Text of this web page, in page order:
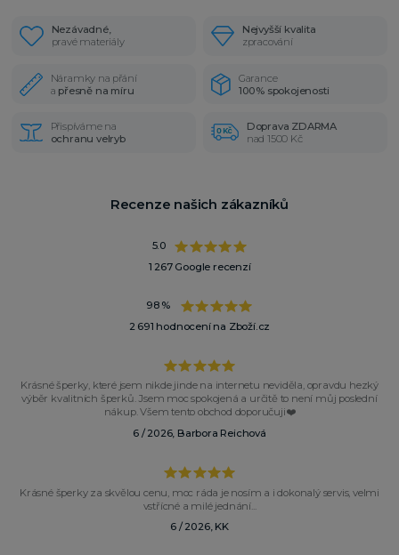
Nezávadné,
pravé materiály
Nejvyšší kvalita
zpracování
Náramky na přání
a přesně na míru
Garance
100% spokojenosti
Přispíváme na
ochranu velryb
Doprava ZDARMA
nad 1500 Kč
Recenze našich zákazníků
5.0
1 267 Google recenzí
98 %
2 691 hodnocení na Zboží.cz
Krásné šperky, které jsem nikde jinde na internetu neviděla, opravdu hezký
výběr kvalitních šperků. Jsem moc spokojená a určitě to není můj poslední
nákup. Všem tento obchod doporučuji❤️
6 / 2026, Barbora Reichová
Krásné šperky za skvělou cenu, moc ráda je nosím a i dokonalý servis, velmi
vstřícné a milé jednání...
6 / 2026, KK